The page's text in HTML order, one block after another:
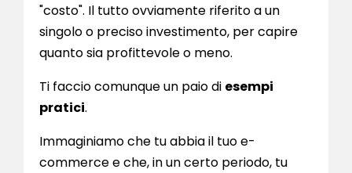
"costo". Il tutto ovviamente riferito a un
singolo o preciso investimento, per capire
quanto sia profittevole o meno.
Ti faccio comunque un paio di esempi
pratici.
Immaginiamo che tu abbia il tuo e-
commerce e che, in un certo periodo, tu